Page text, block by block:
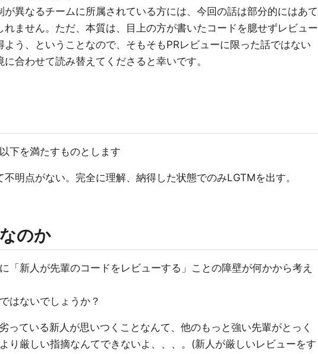
が異なるチームに所属されている方には、今回の話は部分的にはあて
れません。ただ、本質は、目上の方が書いたコードを臆せずレビュー
よう、ということなので、そもそもPRレビューに限った話ではない
合わせて読み替えてくださると幸いです。
下を満たすものとします
不明点がない。完全に理解、納得した状態でのみLGTMを出す。
のか
「新人が先輩のコードをレビューする」ことの障壁が何かから考え
はないでしょうか？
っている新人が思いつくことなんて、他のもっと強い先輩がとっく
り厳しい指摘なんてできないよ、、、。(新人が厳しいレビューをす